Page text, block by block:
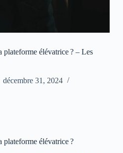
plateforme élévatrice ? – Les
décembre 31, 2024
plateforme élévatrice ?